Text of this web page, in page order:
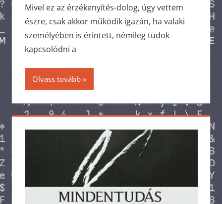
Mivel ez az érzékenyítés-dolog, úgy vettem
észre, csak akkor működik igazán, ha valaki
személyében is érintett, némileg tudok
kapcsolódni a
Olvass tovább